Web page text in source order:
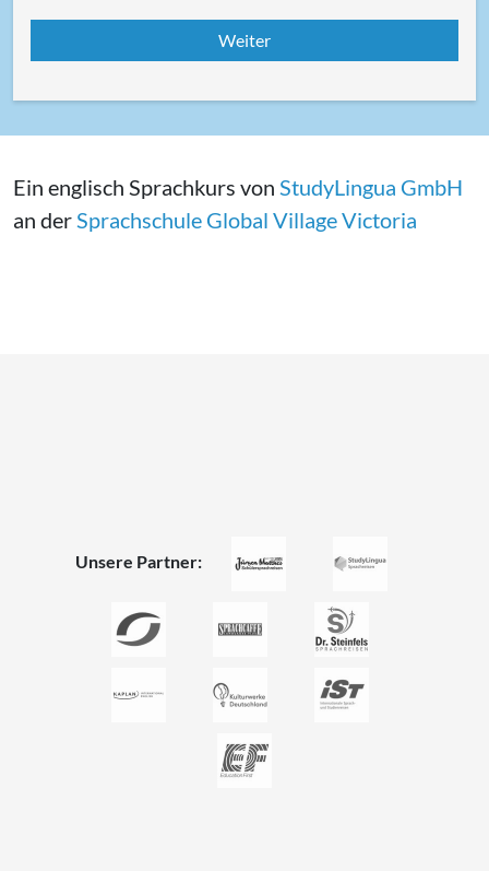
Ein englisch Sprachkurs von StudyLingua GmbH
an der Sprachschule Global Village Victoria
Unsere Partner: